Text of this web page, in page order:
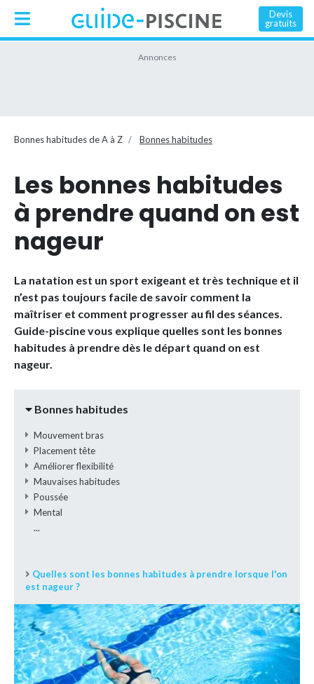
Devis
gratuits
Bonnes habitudes de A à Z Bonnes habitudes
Les bonnes habitudes
à prendre quand on est
nageur
La natation est un sport exigeant et très technique et il
n’est pas toujours facile de savoir comment la
maîtriser et comment progresser au fil des séances.
Guide-piscine vous explique quelles sont les bonnes
habitudes à prendre dès le départ quand on est
nageur.
Bonnes habitudes
Mouvement bras
Placement tête
Améliorer flexibilité
Mauvaises habitudes
Poussée
Mental
...
Quelles sont les bonnes habitudes à prendre lorsque l'on
est nageur ?